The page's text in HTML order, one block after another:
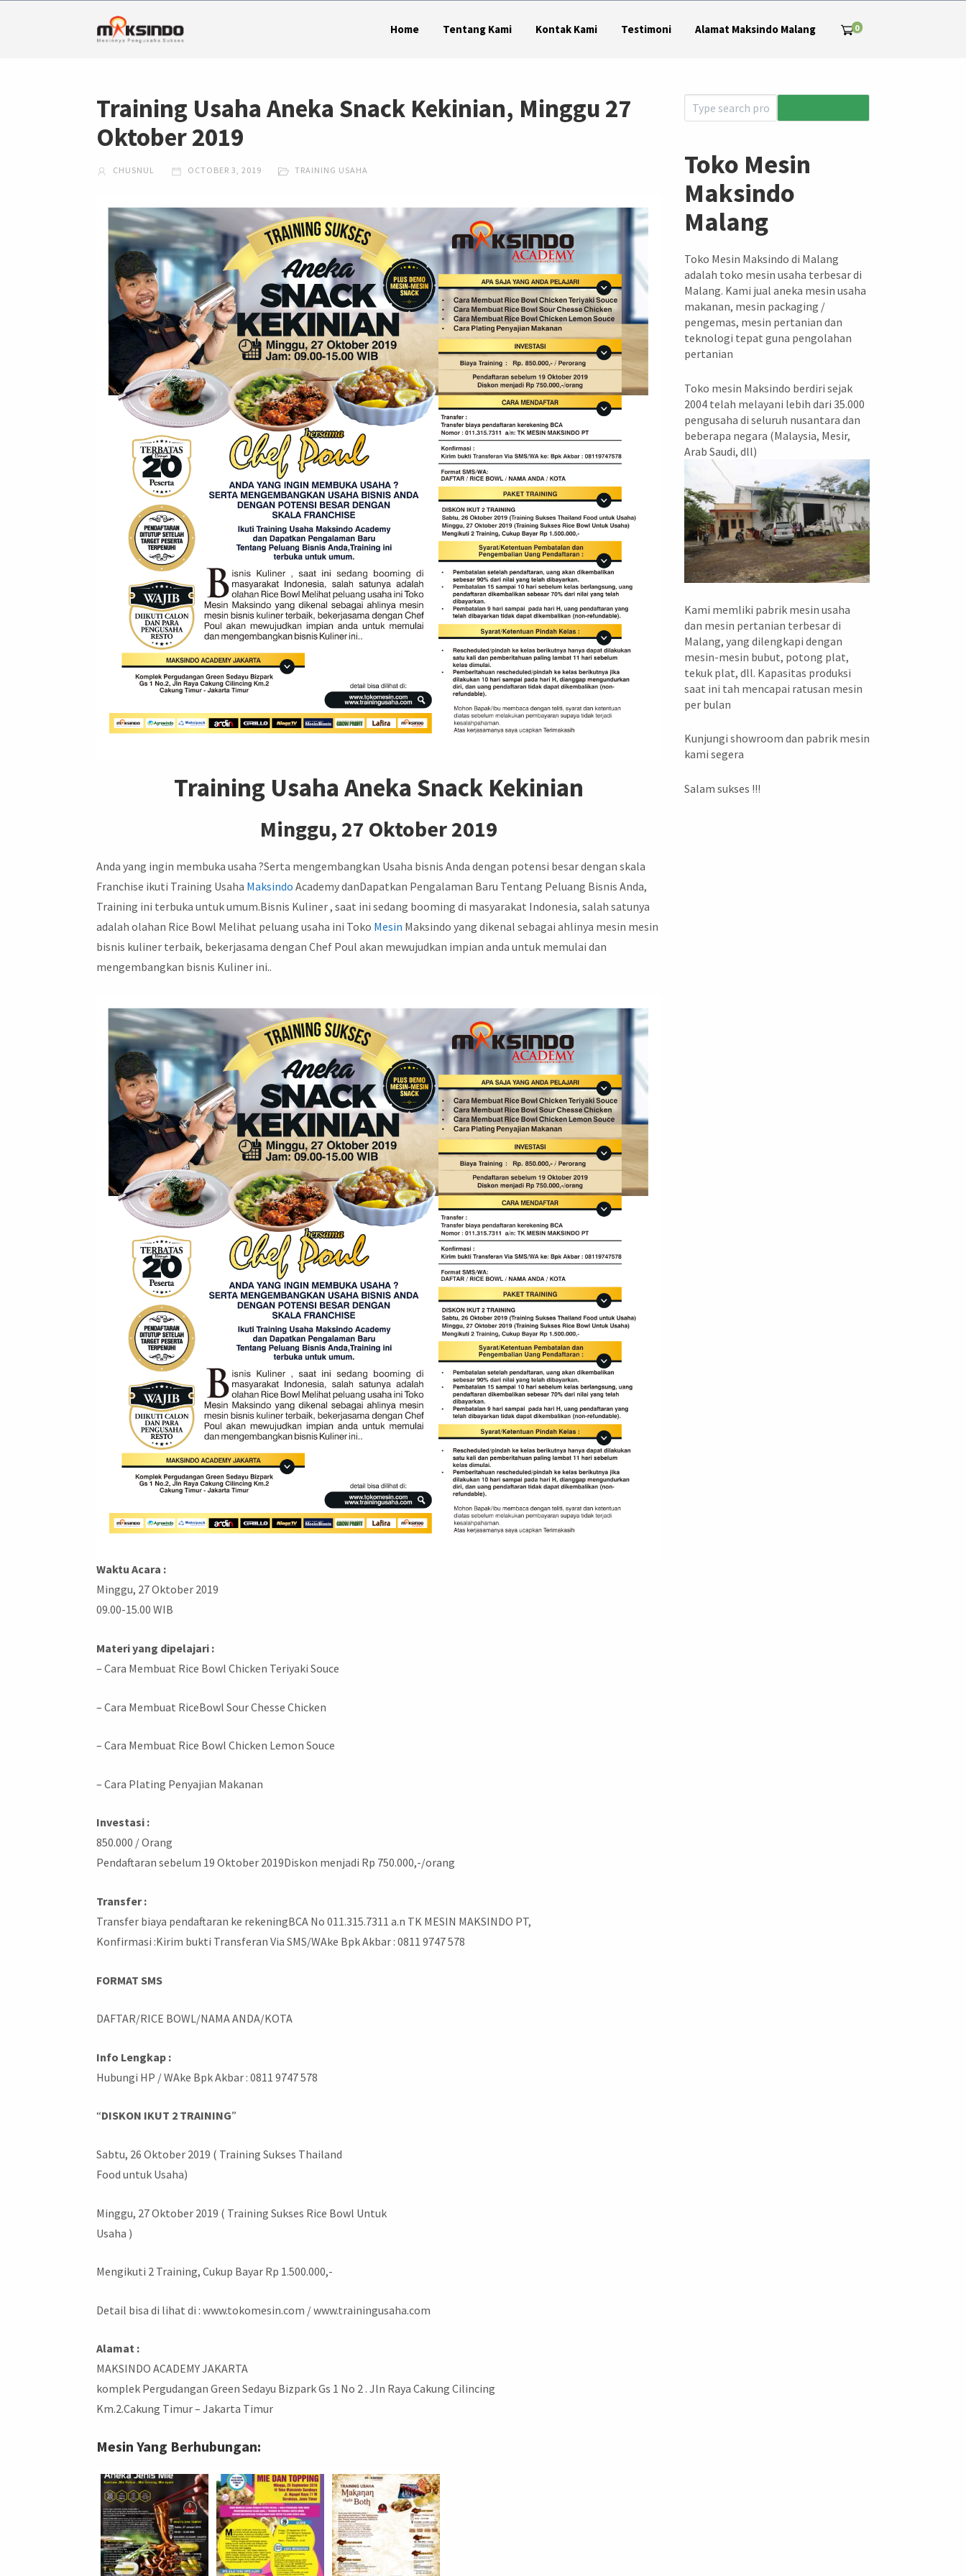
Home Tentang Kami Kontak Kami Testimoni Alamat Maksindo Malang 0
Training Usaha Aneka Snack Kekinian, Minggu 27
Oktober 2019
CHUSNUL OCTOBER 3, 2019 TRAINING USAHA
Training Usaha Aneka Snack Kekinian
Minggu, 27 Oktober 2019
Anda yang ingin membuka usaha ?Serta mengembangkan Usaha bisnis Anda dengan potensi besar dengan skala
Franchise ikuti Training Usaha Maksindo Academy danDapatkan Pengalaman Baru Tentang Peluang Bisnis Anda,
Training ini terbuka untuk umum.Bisnis Kuliner , saat ini sedang booming di masyarakat Indonesia, salah satunya
adalah olahan Rice Bowl Melihat peluang usaha ini Toko Mesin Maksindo yang dikenal sebagai ahlinya mesin mesin
bisnis kuliner terbaik, bekerjasama dengan Chef Poul akan mewujudkan impian anda untuk memulai dan
mengembangkan bisnis Kuliner ini..
Waktu Acara :
Minggu, 27 Oktober 2019
09.00-15.00 WIB
Materi yang dipelajari :
– Cara Membuat Rice Bowl Chicken Teriyaki Souce
– Cara Membuat RiceBowl Sour Chesse Chicken
– Cara Membuat Rice Bowl Chicken Lemon Souce
– Cara Plating Penyajian Makanan
Investasi :
850.000 / Orang
Pendaftaran sebelum 19 Oktober 2019Diskon menjadi Rp 750.000,-/orang
Transfer :
Transfer biaya pendaftaran ke rekeningBCA No 011.315.7311 a.n TK MESIN MAKSINDO PT,
Konfirmasi :Kirim bukti Transferan Via SMS/WAke Bpk Akbar : 0811 9747 578
FORMAT SMS
DAFTAR/RICE BOWL/NAMA ANDA/KOTA
Info Lengkap :
Hubungi HP / WAke Bpk Akbar : 0811 9747 578
“DISKON IKUT 2 TRAINING”
Sabtu, 26 Oktober 2019 ( Training Sukses Thailand
Food untuk Usaha)
Minggu, 27 Oktober 2019 ( Training Sukses Rice Bowl Untuk
Usaha )
Mengikuti 2 Training, Cukup Bayar Rp 1.500.000,-
Detail bisa di lihat di : www.tokomesin.com / www.trainingusaha.com
Alamat :
MAKSINDO ACADEMY JAKARTA
komplek Pergudangan Green Sedayu Bizpark Gs 1 No 2 . Jln Raya Cakung Cilincing
Km.2.Cakung Timur – Jakarta Timur
Mesin Yang Berhubungan:
Toko Mesin
Maksindo
Malang
Toko Mesin Maksindo di Malang
adalah toko mesin usaha terbesar di
Malang. Kami jual aneka mesin usaha
makanan, mesin packaging /
pengemas, mesin pertanian dan
teknologi tepat guna pengolahan
pertanian
Toko mesin Maksindo berdiri sejak
2004 telah melayani lebih dari 35.000
pengusaha di seluruh nusantara dan
beberapa negara (Malaysia, Mesir,
Arab Saudi, dll)
Kami memliki pabrik mesin usaha
dan mesin pertanian terbesar di
Malang, yang dilengkapi dengan
mesin-mesin bubut, potong plat,
tekuk plat, dll. Kapasitas produksi
saat ini tah mencapai ratusan mesin
per bulan
Kunjungi showroom dan pabrik mesin
kami segera
Salam sukses !!!